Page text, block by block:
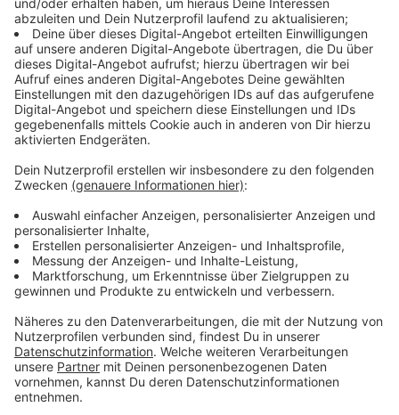
Unterwanderung der Zivilgesellschaft
Anzeige
Von den Tätergruppen gehe eine explizite Gefahr aus.
Sowas kenne man in Expertenkreisen nur aus Italien,
sagt der Landesvorsitzende des BDK. "Egal ob
Königsfamilie, niederländischer Premierminister oder
Tätergruppe scheint selbst da nicht ausreichend zu
sein. Sie wollen die Zivilgesellschaft auseinanderreißen
und das Heft in die Hand zu reißen." Huth sagte
außerdem, dass die niederländischen Kollegen von
Anzeige